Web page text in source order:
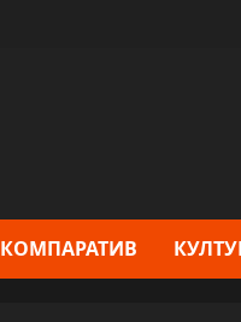
КОМПАРАТИВ